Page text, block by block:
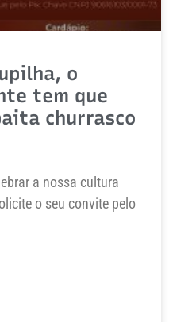
o
tem que
churrasco
a nossa cultura
o seu convite pelo